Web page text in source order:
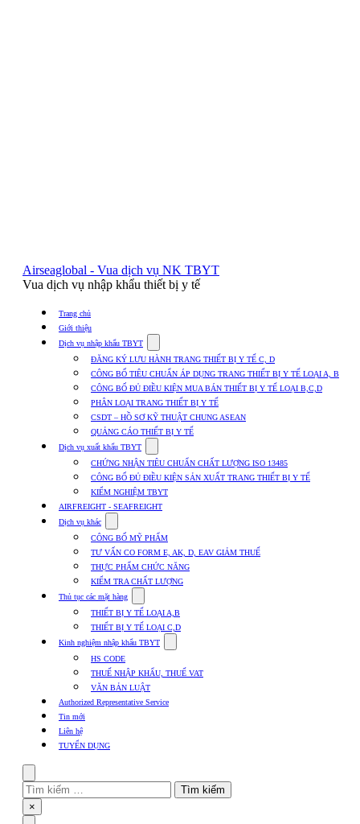
Airseaglobal - Vua dịch vụ NK TBYT
Vua dịch vụ nhập khẩu thiết bị y tế
Trang chủ
Giới thiệu
Dịch vụ nhập khẩu TBYT
submenu
for
Dịch
vụ
nhập
khẩu
TBYT
ĐĂNG KÝ LƯU HÀNH TRANG THIẾT BỊ Y TẾ C, D
CÔNG BỐ TIÊU CHUẨN ÁP DỤNG TRANG THIẾT BỊ Y TẾ LOẠI A, B
CÔNG BỐ ĐỦ ĐIỀU KIỆN MUA BÁN THIẾT BỊ Y TẾ LOẠI B,C,D
PHÂN LOẠI TRANG THIẾT BỊ Y TẾ
CSDT – HỒ SƠ KỸ THUẬT CHUNG ASEAN
QUẢNG CÁO THIẾT BỊ Y TẾ
Dịch vụ xuất khẩu TBYT
submenu
for
Dịch
vụ
xuất
TBYT
CHỨNG NHẬN TIÊU CHUẨN CHẤT LƯỢNG ISO 13485
CÔNG BỐ ĐỦ ĐIỀU KIỆN SẢN XUẤT TRANG THIẾT BỊ Y TẾ
KIỂM NGHIỆM TBYT
AIRFREIGHT - SEAFREIGHT
Dịch vụ khác
submenu
for
Dịch
vụ
khác
CÔNG BỐ MỸ PHẨM
TƯ VẤN CO FORM E, AK, D, EAV GIẢM THUẾ
THỰC PHẨM CHỨC NĂNG
KIỂM TRA CHẤT LƯỢNG
Thủ tục các mặt hàng
submenu
for
Thủ
tục
mặt
hàng
THIẾT BỊ Y TẾ LOẠI A,B
THIẾT BỊ Y TẾ LOẠI C,D
Kinh nghiệm nhập khẩu TBYT
submenu
Kinh
HS CODE
THUẾ NHẬP KHẨU, THUẾ VAT
VĂN BẢN LUẬT
Authorized Representative Service
Tin mới
Liên hệ
TUYỂN DỤNG
Tìm
kiếm
cho:
Close
×